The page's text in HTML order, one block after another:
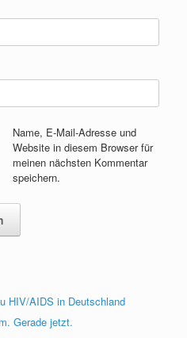
Name, E-Mail-Adresse und
Website in diesem Browser für
meinen nächsten Kommentar
speichern.
HIV/AIDS in Deutschland
Gerade jetzt.